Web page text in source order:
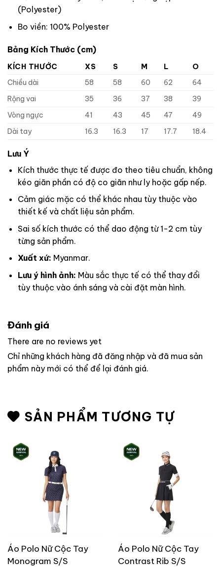
(Polyester)
Bo viền: 100% Polyester
Bảng Kích Thước (cm)
KÍCH THƯỚC XS S M L
O
Chiều dài
58 58 60 62
64
Rộng vai
35 36 37 38
39
Vòng ngực
41 43 45 47
49
Dài tay
16.3 16.3 17 17.7 18.4
Lưu Ý
Kích thước thực tế được đo theo tiêu chuẩn, không
kéo giãn phần có độ co giãn như ly hoặc gấp nếp.
Cảm giác mặc có thể khác nhau tùy thuộc vào
thiết kế và chất liệu sản phẩm.
Sai số kích thước có thể dao động từ 1-2 cm tùy
từng sản phẩm.
Xuất xứ: Myanmar.
Lưu ý hình ảnh: Màu sắc thực tế có thể thay đổi
tùy thuộc vào ánh sáng và cài đặt màn hình.
Đánh giá
There are no reviews yet
Chỉ những khách hàng đã đăng nhập và đã mua sản
phẩm này mới có thể để lại đánh giá.
SẢN PHẨM TƯƠNG TỰ
Áo Polo Nữ Cộc Tay
Monogram S/S
Áo Polo Nữ Cộc Tay
Contrast Rib S/S